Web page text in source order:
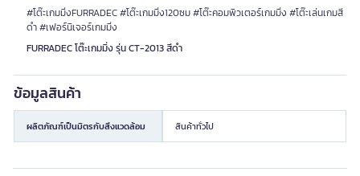
#โต๊ะเกมมิ่งFURRADEC #โต๊ะเกมมิ่ง120ซม #โต๊ะคอมพิวเตอร์เกมมิ่ง #โต๊ะเล่นเกมสี
ดำ #เฟอร์นิเจอร์เกมมิ่ง
FURRADEC โต๊ะเกมมิ่ง รุ่น CT-2013 สีดำ
ข้อมูลสินค้า
ผลิตภัณฑ์เป็นมิตรกับสิ่งแวดล้อม สินค้าทั่วไป